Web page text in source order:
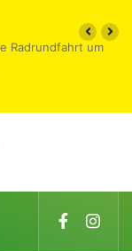
Radrundfahrt um